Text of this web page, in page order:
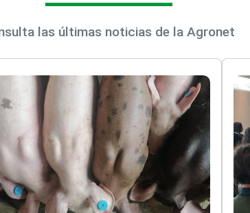
las últimas noticias de la Agronet